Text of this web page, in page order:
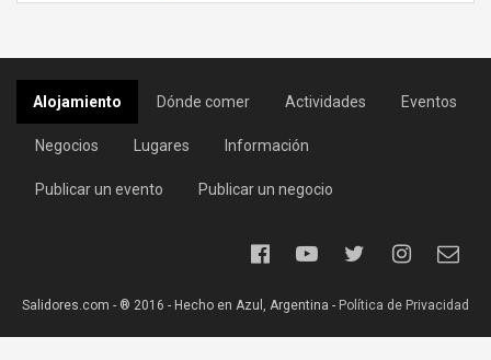
Alojamiento Dónde comer Actividades Eventos
Negocios Lugares Información
Publicar un evento Publicar un negocio
Salidores.com - ® 2016 - Hecho en Azul, Argentina - Política de Privacidad